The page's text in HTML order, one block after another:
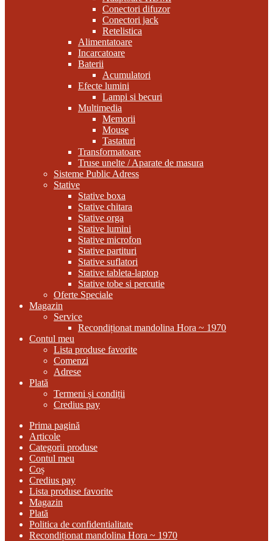
Conectori difuzor
Conectori jack
Retelistica
Alimentatoare
Incarcatoare
Baterii
Acumulatori
Efecte lumini
Lampi si becuri
Multimedia
Memorii
Mouse
Tastaturi
Transformatoare
Truse unelte / Aparate de masura
Sisteme Public Adress
Stative
Stative boxa
Stative chitara
Stative orga
Stative lumini
Stative microfon
Stative partituri
Stative suflatori
Stative tableta-laptop
Stative tobe si percutie
Oferte Speciale
Magazin
Service
Recondiționat mandolina Hora ~ 1970
Contul meu
Lista produse favorite
Comenzi
Adrese
Plată
Termeni și condiții
Credius pay
Prima pagină
Articole
Categorii produse
Contul meu
Coș
Credius pay
Lista produse favorite
Magazin
Plată
Politica de confidentialitate
Recondiționat mandolina Hora ~ 1970